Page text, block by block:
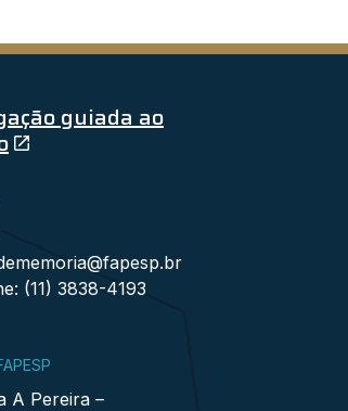
guiada ao
(11) 3838-4193
A Pereira –